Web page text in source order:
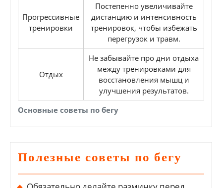
Основные советы по бегу
Прогрессивные
тренировки
Постепенно увеличивайте
дистанцию и интенсивность
тренировок, чтобы избежать
перегрузок и травм.
Отдых
Не забывайте про дни отдыха
между тренировками для
восстановления мышц и
улучшения результатов.
Полезные советы по бегу